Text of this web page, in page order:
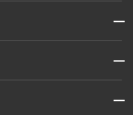
開閉
開閉
開閉